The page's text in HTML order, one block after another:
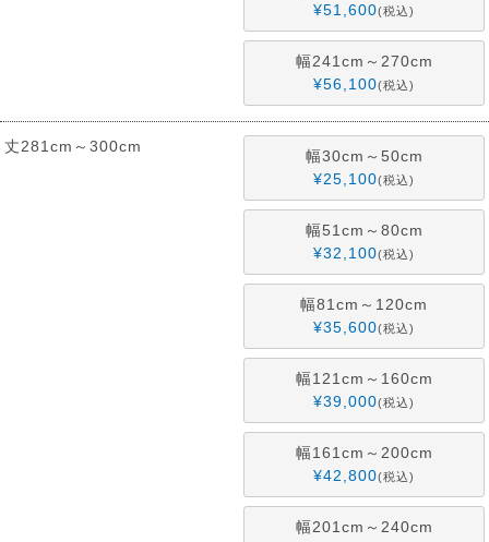
¥51,600 税込
幅241cm～270cm
¥56,100 税込
丈281cm～300cm
幅30cm～50cm
¥25,100 税込
幅51cm～80cm
¥32,100 税込
幅81cm～120cm
¥35,600 税込
幅121cm～160cm
¥39,000 税込
幅161cm～200cm
¥42,800 税込
幅201cm～240cm